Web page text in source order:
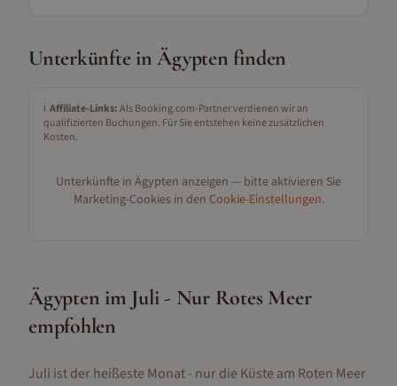
Unterkünfte inÄgypten finden
ℹ️ Affiliate-Links:Als Booking.com-Partner verdienen wir an
qualifizierten Buchungen. Für Sie entstehen keine zusätzlichen
Kosten.
Unterkünfte in Ägypten anzeigen — bitte aktivieren Sie
Marketing-Cookies in den Cookie-Einstellungen.
Ägypten im Juli - Nur Rotes Meer
empfohlen
Juli ist der heißeste Monat - nur die Küste am Roten Meer